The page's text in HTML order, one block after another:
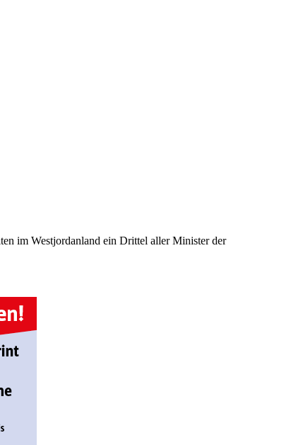
im Westjordanland ein Drittel aller Minister der